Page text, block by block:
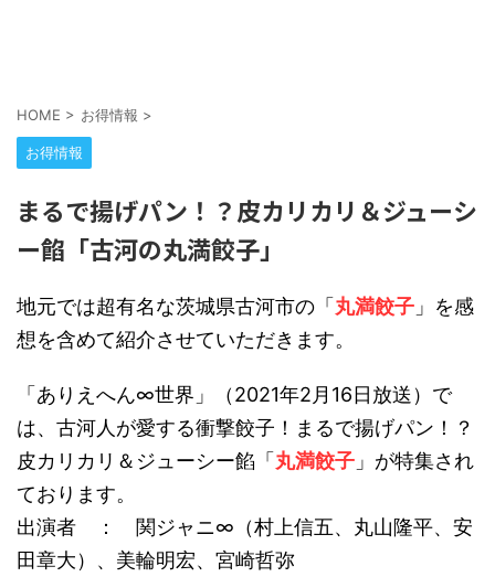
HOME > お得情報 >
お得情報
まるで揚げパン！？皮カリカリ＆ジューシ
ー餡「古河の丸満餃子」
地元では超有名な茨城県古河市の「丸満餃子 」を感
想を含めて紹介させていただきます。
「ありえへん∞世界」（2021年2月16日放送）で
は、古河人が愛する衝撃餃子！まるで揚げパン！？
皮カリカリ＆ジューシー餡「丸満餃子 」が特集され
ております。
出演者 ： 関ジャニ∞（村上信五、丸山隆平、安
田章大）、美輪明宏、宮崎哲弥